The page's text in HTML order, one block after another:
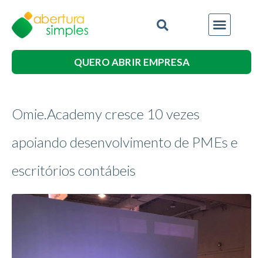
QUERO ABRIR EMPRESA
Omie.Academy cresce 10 vezes
apoiando desenvolvimento de PMEs e
escritórios contábeis